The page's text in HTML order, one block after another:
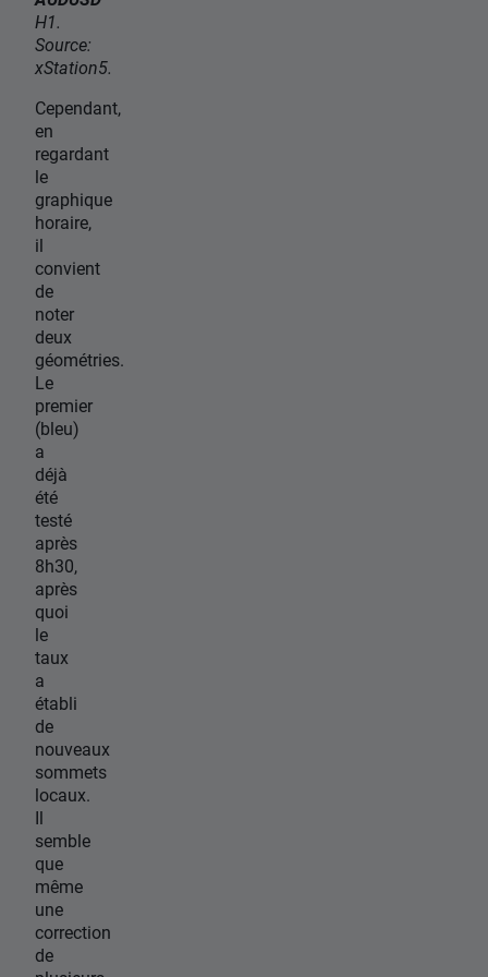
H1.
Source:
xStation5.
Cependant,
en
regardant
le
graphique
horaire,
il
convient
de
noter
deux
géométries.
Le
premier
(bleu)
a
déjà
été
testé
après
8h30,
après
quoi
le
taux
a
établi
de
nouveaux
sommets
locaux.
Il
semble
que
même
une
correction
de